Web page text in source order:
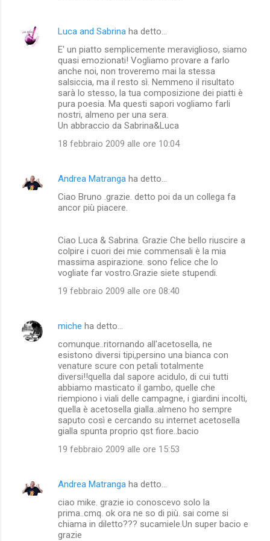
Luca and Sabrina ha detto…
E' un piatto semplicemente meraviglioso, siamo
quasi emozionati! Vogliamo provare a farlo
anche noi, non troveremo mai la stessa
salsiccia, ma il resto sì. Nemmeno il risultato
sarà lo stesso, la tua composizione dei piatti è
pura poesia. Ma questi sapori vogliamo farli
nostri, almeno per una sera.
Un abbraccio da Sabrina&Luca
18 febbraio 2009 alle ore 10:04
Andrea Matranga ha detto…
Ciao Bruno .grazie. detto poi da un collega fa
ancor più piacere.
Ciao Luca & Sabrina. Grazie Che bello riuscire a
colpire i cuori dei mie commensali è la mia
massima aspirazione. sono felice che lo
vogliate far vostro.Grazie siete stupendi.
19 febbraio 2009 alle ore 08:40
miche ha detto…
comunque..ritornando all'acetosella, ne
esistono diversi tipi,persino una bianca con
venature scure con petali totalmente
diversi!!quella dal sapore acidulo, di cui tutti
abbiamo masticato il gambo, quelle che
riempiono i viali delle campagne, i giardini incolti,
quella è acetosella gialla..almeno ho sempre
saputo così e cercando su internet acetosella
gialla spunta proprio qst fiore..bacio
19 febbraio 2009 alle ore 15:53
Andrea Matranga ha detto…
ciao mike. grazie io conoscevo solo la
prima..cmq. ok ora ne so di più. sai come si
chiama in diletto??? sucamiele.Un super bacio e
grazie